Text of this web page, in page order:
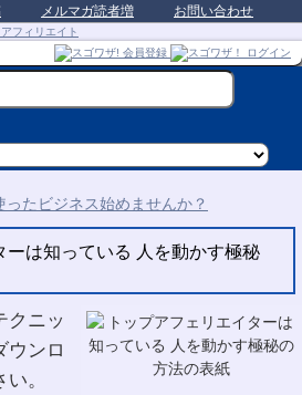
メルマガ読者増 お問い合わせ
ーは知っている 人を動かす極秘
クニッ
ウンロ
い。